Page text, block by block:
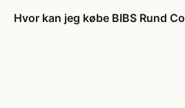
Hvor kan jeg købe BIBS Rund